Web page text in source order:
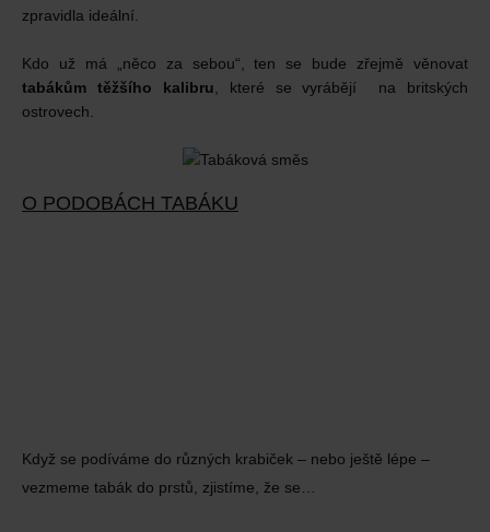
zpravidla ideální.
Kdo už má „něco za sebou“, ten se bude zřejmě věnovat
tabákům těžšího kalibru , které se vyrábějí na britských
ostrovech.
O PODOBÁCH TABÁKU
Když se podíváme do různých krabiček – nebo ještě lépe –
vezmeme tabák do prstů, zjistíme, že se…